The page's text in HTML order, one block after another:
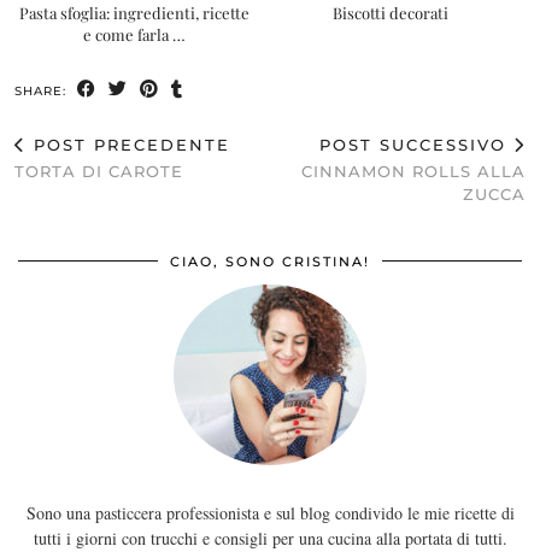
Pasta sfoglia: ingredienti, ricette
e come farla …
Biscotti decorati
SHARE:
POST PRECEDENTE
TORTA DI CAROTE
POST SUCCESSIVO
CINNAMON ROLLS ALLA
ZUCCA
CIAO, SONO CRISTINA!
Sono una pasticcera professionista e sul blog condivido le mie ricette di
tutti i giorni con trucchi e consigli per una cucina alla portata di tutti.